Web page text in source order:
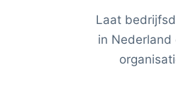
Laat
in